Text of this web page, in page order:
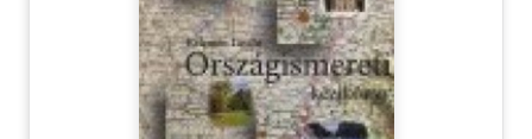
Szótár, nyelvkönyv
Tankönyv, segédkönyv